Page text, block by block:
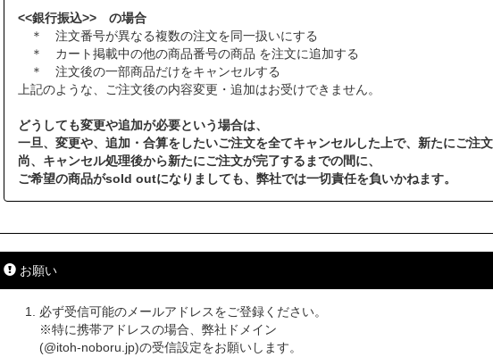
<<銀行振込>> の場合
＊ 注文番号が異なる複数の注文を同一扱いにする
＊ カート掲載中の他の商品番号の商品 を注文に追加する
＊ 注文後の一部商品だけをキャンセルする
上記のような、ご注文後の内容変更・追加はお受けできません。
どうしても変更や追加が必要という場合は、
一旦、変更や、追加・合算をしたいご注文を全てキャンセルした上で、新たにご注文
尚、キャンセル処理後から新たにご注文が完了するまでの間に、
ご希望の商品がsold outになりましても、弊社では一切責任を負いかねます。
お願い
必ず受信可能のメールアドレスをご登録ください。
※特に携帯アドレスの場合、弊社ドメイン
(@itoh-noboru.jp)の受信設定をお願いします。